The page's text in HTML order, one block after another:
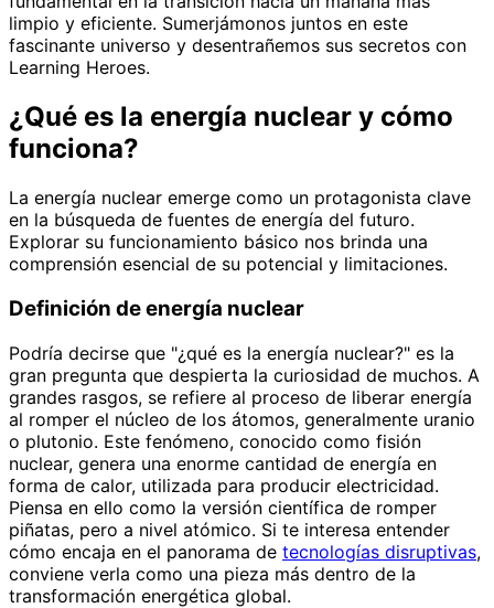
limpio y eficiente. Sumerjámonos juntos en este
fascinante universo y desentrañemos sus secretos con
Learning Heroes.
¿Qué es la energía nuclear y cómo
funciona?
La energía nuclear emerge como un protagonista clave
en la búsqueda de fuentes de energía del futuro.
Explorar su funcionamiento básico nos brinda una
comprensión esencial de su potencial y limitaciones.
Definición de energía nuclear
Podría decirse que "¿qué es la energía nuclear?" es la
gran pregunta que despierta la curiosidad de muchos. A
grandes rasgos, se refiere al proceso de liberar energía
al romper el núcleo de los átomos, generalmente uranio
o plutonio. Este fenómeno, conocido como fisión
nuclear, genera una enorme cantidad de energía en
forma de calor, utilizada para producir electricidad.
Piensa en ello como la versión científica de romper
piñatas, pero a nivel atómico. Si te interesa entender
cómo encaja en el panorama de tecnologías disruptivas,
conviene verla como una pieza más dentro de la
transformación energética global.